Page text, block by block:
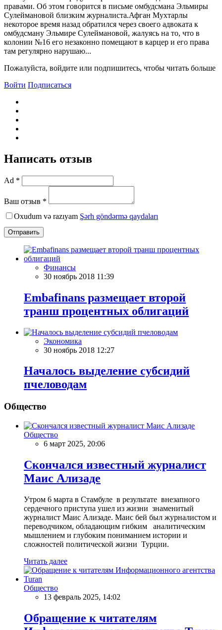
правами. Об этом говорится в письме омбудсмана Эльмиры
Сулеймановой близким журналиста.Афган Мухтарлы
некоторое время назад обратился через своего адвоката к
омбудсману Эльмире Сулеймановой, жалуясь на то, что в
колонии №16 его незаконно помещают в карцер и его права
там регулярно нарушаю...
Пожалуйста, войдите или подпишитесь, чтобы читать больше
Войти Подписаться
Написать отзыв
Ad *
Ваш отзыв *
Oxudum və razıyam Şərh göndərmə qaydaları
Отправить
Финансы
30 ноябрь 2018 11:39
Embafinans размещает второй
транш процентных облигаций
Экономика
30 ноябрь 2018 12:27
Началось выделение субсидий
пчеловодам
Общество
Общество
6 март 2025, 20:06
Скончался известный журналист
Маис Ализаде
Утром 6 марта в Стамбуле в результате внезапного
сердечного приступа ушел из жизни знаменитый
журналист Маис Ализаде. Маис бей был журналистом и
переводчиком, обладающим гибким аналитическим
мышлением и глубоким пониманием истории и
сложностей политической жизни Турции.
Читать далее
Общество
13 февраль 2025, 14:02
Обращение к читателям